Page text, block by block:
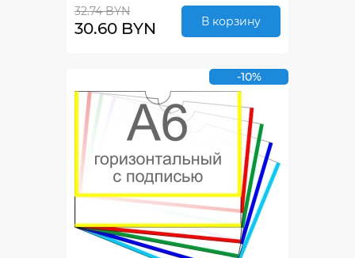
32.74 BYN
30.60 BYN В корзину
-10%